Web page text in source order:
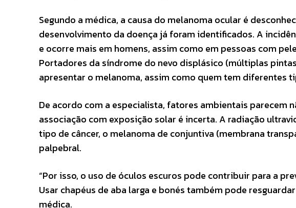
Segundo a médica, a causa do melanoma ocular é
desenvolvimento da doença já foram identificados. A
e ocorre mais em homens, assim como em pessoas com
Portadores da síndrome do nevo displásico (múltiplas
apresentar o melanoma, assim como quem tem diferentes
De acordo com a especialista, fatores ambientais parecem
associação com exposição solar é incerta. A radiação
tipo de câncer, o melanoma de conjuntiva (membrana
palpebral.
“Por isso, o uso de óculos escuros pode contribuir para a
Usar chapéus de aba larga e bonés também pode
médica.